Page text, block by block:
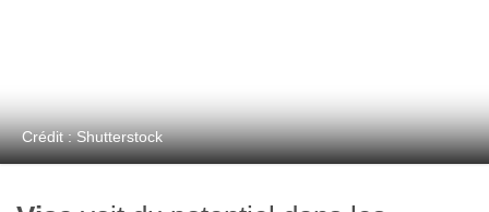
Crédit : Shutterstock